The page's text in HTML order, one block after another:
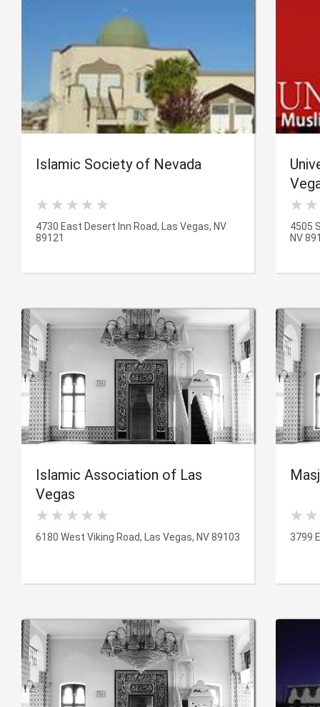
Islamic Society of Nevada
4730 East Desert Inn Road, Las Vegas, NV
89121
4505
NV
Islamic Association of Las
Vegas
6180 West Viking Road, Las Vegas, NV 89103 3799